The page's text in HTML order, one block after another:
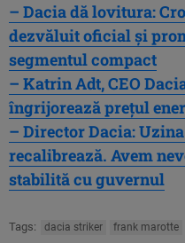
– Dacia dă lovitura:
dezvăluit oficial și
segmentul compact
– Katrin Adt, CEO
îngrijorează prețul
– Director Dacia:
recalibrează. Avem
stabilită cu guvernul
Tags: dacia striker frank marotte